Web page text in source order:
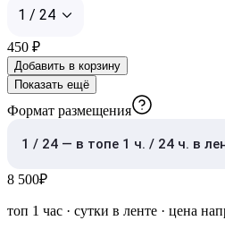
1 / 24
450 ₽
Добавить в корзину
Показать ещё
Формат размещения
1 / 24 — в топе 1 ч. / 24 ч. в
8 500₽
топ 1 час · сутки в ленте · цена